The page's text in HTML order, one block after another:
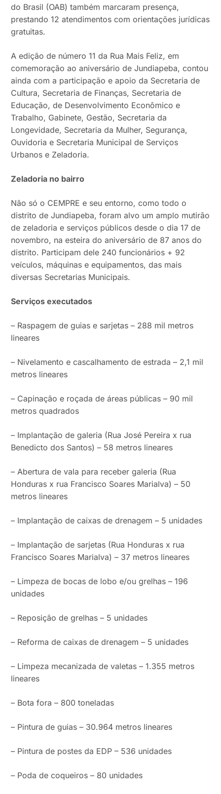
do Brasil (OAB) também marcaram presença,
prestando 12 atendimentos com orientações jurídicas
gratuitas.
A edição de número 11 da Rua Mais Feliz, em
comemoração ao aniversário de Jundiapeba, contou
ainda com a participação e apoio da Secretaria de
Cultura, Secretaria de Finanças, Secretaria de
Educação, de Desenvolvimento Econômico e
Trabalho, Gabinete, Gestão, Secretaria da
Longevidade, Secretaria da Mulher, Segurança,
Ouvidoria e Secretaria Municipal de Serviços
Urbanos e Zeladoria.
Zeladoria no bairro
Não só o CEMPRE e seu entorno, como todo o
distrito de Jundiapeba, foram alvo um amplo mutirão
de zeladoria e serviços públicos desde o dia 17 de
novembro, na esteira do aniversário de 87 anos do
distrito. Participam dele 240 funcionários + 92
veículos, máquinas e equipamentos, das mais
diversas Secretarias Municipais.
Serviços executados
– Raspagem de guias e sarjetas – 288 mil metros
lineares
– Nivelamento e cascalhamento de estrada – 2,1 mil
metros lineares
– Capinação e roçada de áreas públicas – 90 mil
metros quadrados
– Implantação de galeria (Rua José Pereira x rua
Benedicto dos Santos) – 58 metros lineares
– Abertura de vala para receber galeria (Rua
Honduras x rua Francisco Soares Marialva) – 50
metros lineares
– Implantação de caixas de drenagem – 5 unidades
– Implantação de sarjetas (Rua Honduras x rua
Francisco Soares Marialva) – 37 metros lineares
– Limpeza de bocas de lobo e/ou grelhas – 196
unidades
– Reposição de grelhas – 5 unidades
– Reforma de caixas de drenagem – 5 unidades
– Limpeza mecanizada de valetas – 1.355 metros
lineares
– Bota fora – 800 toneladas
– Pintura de guias – 30.964 metros lineares
– Pintura de postes da EDP – 536 unidades
– Poda de coqueiros – 80 unidades